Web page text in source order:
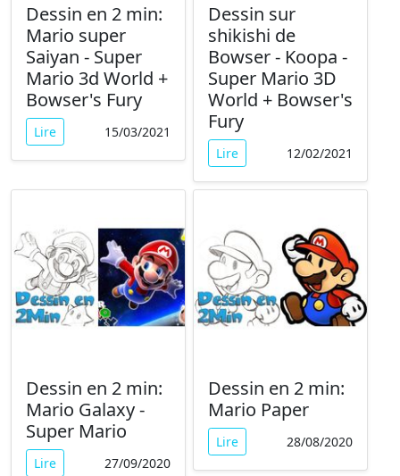
Dessin en 2 min:
Mario super
Saiyan - Super
Mario 3d World +
Bowser's Fury
Lire 15/03/2021
Dessin sur
shikishi de
Bowser - Koopa -
Super Mario 3D
World + Bowser's
Fury
Lire 12/02/2021
Dessin en 2 min:
Mario Galaxy -
Super Mario
Lire 27/09/2020
Dessin en 2 min:
Mario Paper
Lire 28/08/2020